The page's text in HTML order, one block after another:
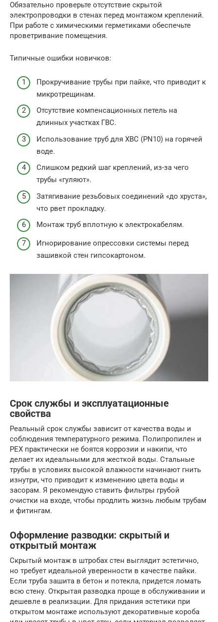
Обязательно проверьте отсутствие скрытой
электропроводки в стенах перед монтажом креплений.
При работе с химическими герметиками обеспечьте
проветривание помещения.
Типичные ошибки новичков:
Прокручивание трубы при пайке, что приводит к
микротрещинам.
Отсутствие компенсационных петель на
длинных участках ГВС.
Использование труб для ХВС (PN10) на горячей
воде.
Слишком редкий шаг креплений, из-за чего
трубы «гуляют».
Затягивание резьбовых соединений «до хруста»,
что рвет прокладку.
Монтаж труб вплотную к электрокабелям.
Игнорирование опрессовки системы перед
зашивкой стен гипсокартоном.
Срок службы и эксплуатационные
свойства
Реальный срок службы зависит от качества воды и
соблюдения температурного режима. Полипропилен и
PEX практически не боятся коррозии и накипи, что
делает их идеальными для жесткой воды. Стальные
трубы в условиях высокой влажности начинают гнить
изнутри, что приводит к изменению цвета воды и
засорам. Я рекомендую ставить фильтры грубой
очистки на входе, чтобы продлить жизнь любым трубам
и фитингам.
Оформление разводки: скрытый и
открытый монтаж
Скрытый монтаж в штробах стен выглядит эстетично,
но требует идеальной уверенности в качестве пайки.
Если труба зашита в бетон и потекла, придется ломать
всю стену. Открытая разводка проще в обслуживании и
дешевле в реализации. Для придания эстетики при
открытом монтаже используют декоративные короба